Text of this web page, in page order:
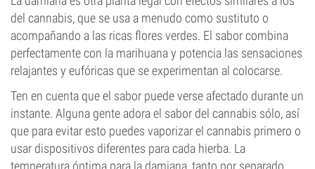
del cannabis, que se usa a menudo como sustituto o
acompañando a las ricas flores verdes. El sabor combina
perfectamente con la marihuana y potencia las sensaciones
relajantes y eufóricas que se experimentan al colocarse.
Ten en cuenta que el sabor puede verse afectado durante un
instante. Alguna gente adora el sabor del cannabis sólo, así
que para evitar esto puedes vaporizar el cannabis primero o
usar dispositivos diferentes para cada hierba. La
temperatura óptima para la damiana, tanto por separado